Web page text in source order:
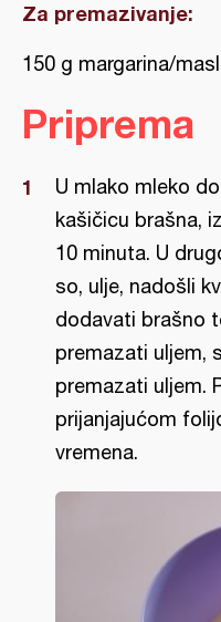
Za premazivanje:
150 g margarina/
Priprema
U mlako mleko
kašičicu brašna,
10 minuta. U
so, ulje, nadošli
dodavati brašno
premazati uljem,
premazati uljem.
prijanjajućom
vremena.